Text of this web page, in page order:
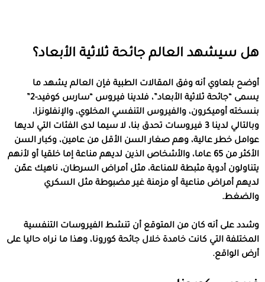
هل سيشهد العالم جائحة ثلاثية الأبعاد؟
أوضح بلعاوي أنه وفق المقالات الطبية فإن العالم يشهد ما
يسمى “جائحة ثلاثية الأبعاد”، فلدينا فيروس “سارس كوفيد-2”
بنسخته أوميكرون، والفيروس التنفسي المخلوي، والإنفلونزا،
وبالتالي لدينا 3 فيروسات تحدق بنا، لا سيما لدى الفئات التي لديها
عوامل خطر عالية، وهم صغار السن الأقل من عامين، وكبار السن
الأكثر من 65 عاما، والأشخاص الذين لديهم مناعة إما خلقيا أو لأنهم
يتناولون أدوية مثبطة للمناعة، مثل أمراض السرطان، ناهيك عمّن
لديهم أمراض مناعية أو مزمنة غير مضبوطة مثل السكري
والضغط.
وشدد على أنه كان من المتوقع أن تنشط الفيروسات التنفسية
المختلفة التي كانت خامدة خلال جائحة كورونا، وهذا ما نراه حاليا على
أرض الواقع.